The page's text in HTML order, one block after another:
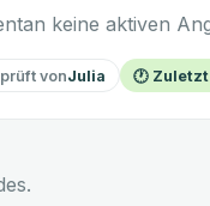
keine aktiven
vonJulia 🕐